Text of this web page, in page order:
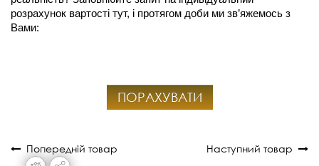
розрахунок вартості тут, і протягом доби ми зв’яжемось з
Вами:
ПОРАХУВАТИ
Попередній товар Наступний товар